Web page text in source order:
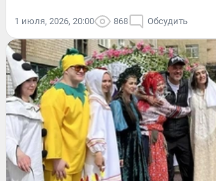
1 июля, 2026, 20:00 868 Обсудить